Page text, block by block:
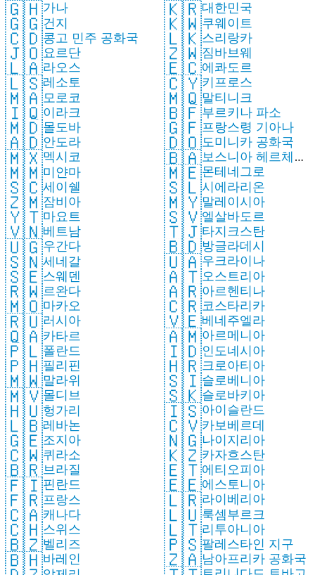
🇬🇭가나
🇬🇬건지
🇨🇩콩고 민주 공화국
🇯🇴요르단
🇱🇦라오스
🇱🇸레소토
🇲🇦모로코
🇮🇶이라크
🇲🇩몰도바
🇦🇩안도라
🇲🇽멕시코
🇲🇲미얀마
🇸🇨세이쉘
🇿🇲잠비아
🇾🇹마요트
🇻🇳베트남
🇺🇬우간다
🇸🇳세네갈
🇸🇪스웨덴
🇷🇼르완다
🇲🇴마카오
🇷🇺러시아
🇶🇦카타르
🇵🇱폴란드
🇵🇭필리핀
🇲🇼말라위
🇲🇻몰디브
🇭🇺헝가리
🇱🇧레바논
🇬🇪조지아
🇨🇼퀴라소
🇧🇷브라질
🇫🇮핀란드
🇫🇷프랑스
🇨🇦캐나다
🇨🇭스위스
🇧🇿벨리즈
🇧🇭바레인
🇰🇷대한민국
🇰🇼쿠웨이트
🇱🇰스리랑카
🇿🇼짐바브웨
🇪🇨에콰도르
🇨🇾키프로스
🇲🇶말티니크
🇧🇫부르키나 파소
🇬🇫프랑스령 기아나
🇩🇴도미니카 공화국
🇧🇦보스니아 헤르체고
비나
🇲🇪몬테네그로
🇸🇱시에라리온
🇲🇾말레이시아
🇸🇻엘살바도르
🇹🇯타지크스탄
🇧🇩방글라데시
🇺🇦우크라이나
🇦🇹오스트리아
🇦🇷아르헨티나
🇨🇷코스타리카
🇻🇪베네주엘라
🇦🇲아르메니아
🇮🇩인도네시아
🇭🇷크로아티아
🇸🇮슬로베니아
🇸🇰슬로바키아
🇮🇸아이슬란드
🇨🇻카보베르데
🇳🇬나이지리아
🇰🇿카자흐스탄
🇪🇹에티오피아
🇪🇪에스토니아
🇱🇷라이베리아
🇱🇺룩셈부르크
🇱🇹리투아니아
🇵🇸팔레스타인 지구
🇿🇦남아프리카 공화국